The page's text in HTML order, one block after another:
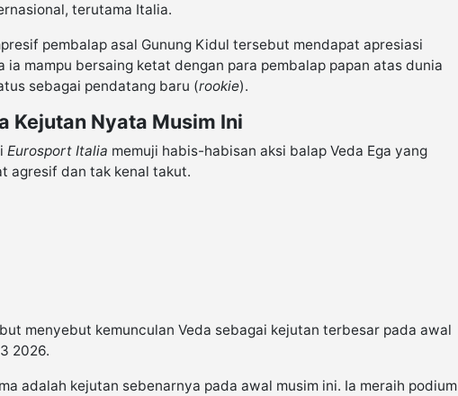
terutama Italia.
pembalap asal Gunung Kidul tersebut mendapat apresiasi
ia mampu bersaing ketat dengan para pembalap papan atas dunia
sebagai pendatang baru (rookie).
Kejutan Nyata Musim Ini
Eurosport Italia memuji habis-habisan aksi balap Veda Ega yang
agresif dan tak kenal takut.
menyebut kemunculan Veda sebagai kejutan terbesar pada awal
2026.
adalah kejutan sebenarnya pada awal musim ini. Ia meraih podium